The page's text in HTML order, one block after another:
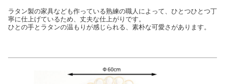
ラタン製の家具なども作っている熟練の職人によって、ひとつひとつ丁
寧に仕上げているため、丈夫な仕上がりです。
ひとの手とラタンの温もりが感じられる、素朴な可愛さがあります。